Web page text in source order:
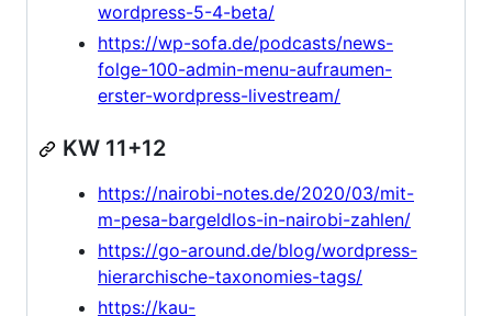
wordpress-5-4-beta/
https://wp-sofa.de/podcasts/news-
folge-100-admin-menu-aufraumen-
erster-wordpress-livestream/
KW 11+12
https://nairobi-notes.de/2020/03/mit-
m-pesa-bargeldlos-in-nairobi-zahlen/
https://go-around.de/blog/wordpress-
hierarchische-taxonomies-tags/
https://kau-